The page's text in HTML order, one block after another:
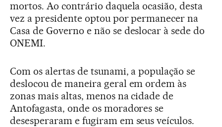
mortos. Ao contrário daquela ocasião, desta
vez a presidente optou por permanecer na
Casa de Governo e não se deslocar à sede do
ONEMI.
Com os alertas de tsunami, a população se
deslocou de maneira geral em ordem às
zonas mais altas, menos na cidade de
Antofagasta, onde os moradores se
desesperaram e fugiram em seus veículos.